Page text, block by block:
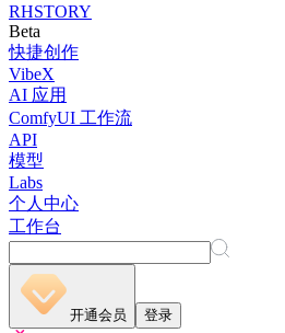
RHSTORY
Beta
快捷创作
VibeX
AI 应用
ComfyUI 工作流
API
模型
Labs
个人中心
工作台
开通会员 登录